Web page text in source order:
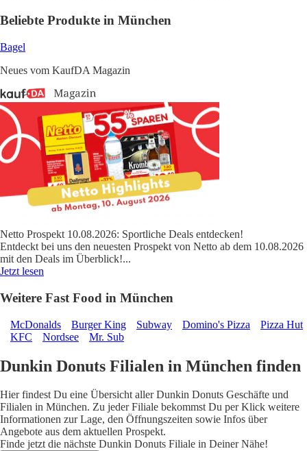
Beliebte Produkte in München
Bagel
Neues vom KaufDA Magazin
Netto Prospekt 10.08.2026: Sportliche Deals entdecken!
Entdeckt bei uns den neuesten Prospekt von Netto ab dem 10.08.2026
mit den Deals im Überblick!...
Jetzt lesen
Weitere Fast Food in München
McDonalds Burger King Subway Domino's Pizza
Pizza Hut
KFC
Nordsee Mr. Sub
Dunkin Donuts Filialen in München finden
Hier findest Du eine Übersicht aller Dunkin Donuts Geschäfte und
Filialen in München. Zu jeder Filiale bekommst Du per Klick weitere
Informationen zur Lage, den Öffnungszeiten sowie Infos über
Angebote aus dem aktuellen Prospekt.
Finde jetzt die nächste Dunkin Donuts Filiale in Deiner Nähe!